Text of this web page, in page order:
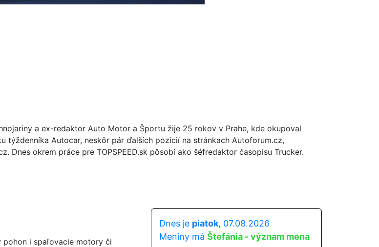
a ex-redaktor Auto Motor a Športu žije 25 rokov v Prahe, kde okupoval
týždenníka Autocar, neskôr pár ďalších pozícií na stránkach Autoforum.cz,
Dnes okrem práce pre TOPSPEED.sk pôsobí ako šéfredaktor časopisu Trucker.
pohon i spaľovacie motory či
Dnes je piatok, 07.08.2026
Meniny má Štefánia - význam mena